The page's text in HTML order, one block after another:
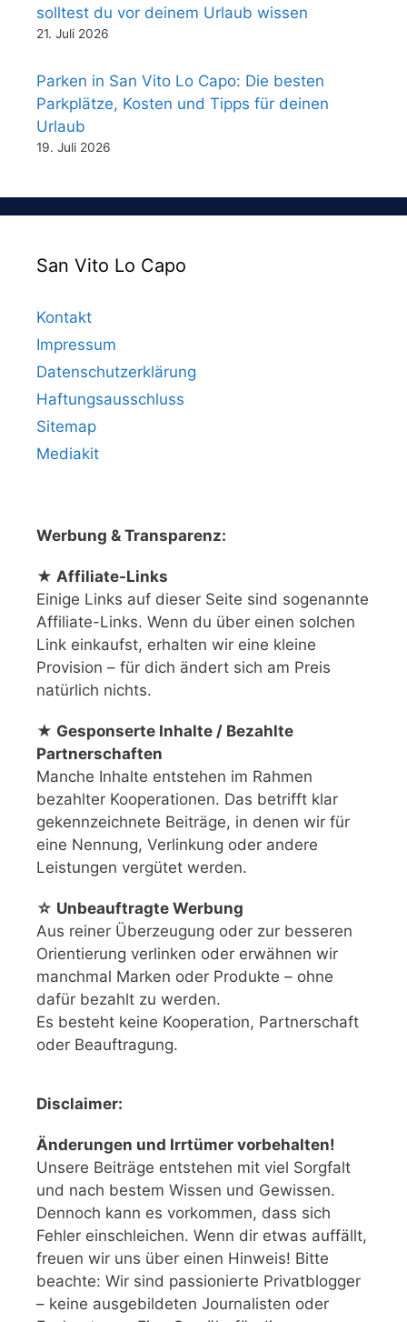
solltest du vor deinem Urlaub wissen
21. Juli 2026
Parken in San Vito Lo Capo: Die besten
Parkplätze, Kosten und Tipps für deinen
Urlaub
19. Juli 2026
San Vito Lo Capo
Kontakt
Impressum
Datenschutzerklärung
Haftungsausschluss
Sitemap
Mediakit
Werbung & Transparenz:
★ Affiliate-Links
Einige Links auf dieser Seite sind sogenannte
Affiliate-Links. Wenn du über einen solchen
Link einkaufst, erhalten wir eine kleine
Provision – für dich ändert sich am Preis
natürlich nichts.
★ Gesponserte Inhalte / Bezahlte
Partnerschaften
Manche Inhalte entstehen im Rahmen
bezahlter Kooperationen. Das betrifft klar
gekennzeichnete Beiträge, in denen wir für
eine Nennung, Verlinkung oder andere
Leistungen vergütet werden.
☆ Unbeauftragte Werbung
Aus reiner Überzeugung oder zur besseren
Orientierung verlinken oder erwähnen wir
manchmal Marken oder Produkte – ohne
dafür bezahlt zu werden.
Es besteht keine Kooperation, Partnerschaft
oder Beauftragung.
Disclaimer:
Änderungen und Irrtümer vorbehalten!
Unsere Beiträge entstehen mit viel Sorgfalt
und nach bestem Wissen und Gewissen.
Dennoch kann es vorkommen, dass sich
Fehler einschleichen. Wenn dir etwas auffällt,
freuen wir uns über einen Hinweis! Bitte
beachte: Wir sind passionierte Privatblogger
– keine ausgebildeten Journalisten oder